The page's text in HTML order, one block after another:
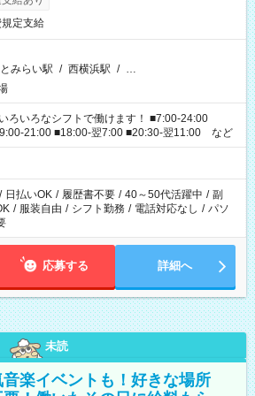
定支給
みらい駅 / 西横浜駅 / …
ろいろなシフトで働けます！ ■7:00-24:00
21:00 ■18:00-翌7:00 ■20:30-翌11:00 など
/ 日払いOK / 履歴書不要 / 40～50代活躍中 / 副
/ 服装自由 / シフト勤務 / 電話対応なし / パソ
応募する 詳細へ
未読
楽イベントも！好きな場所